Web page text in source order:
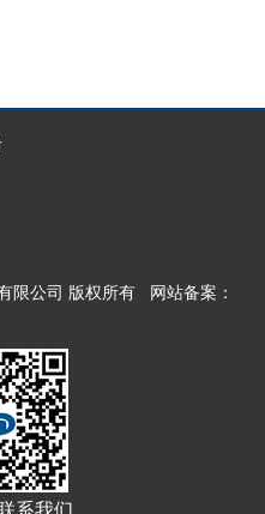
限公司 版权所有 网站备案：